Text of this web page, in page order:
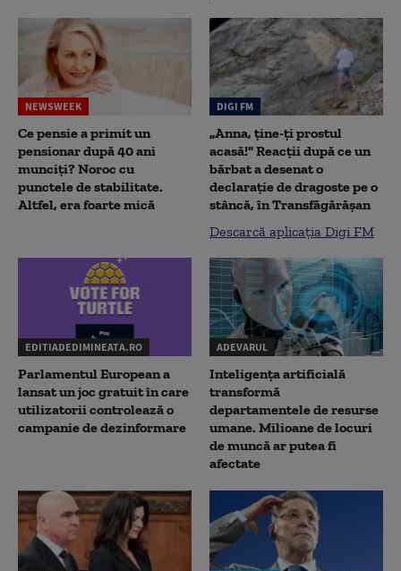
NEWSWEEK
Ce pensie a primit un
pensionar după 40 ani
munciți? Noroc cu
punctele de stabilitate.
Altfel, era foarte mică
DIGI FM
„Anna, ţine-ţi prostul
acasă!" Reacţii după ce un
bărbat a desenat o
declaraţie de dragoste pe o
stâncă, în Transfăgărăşan
Descarcă aplicația Digi FM
EDITIADEDIMINEATA.RO
Parlamentul European a
lansat un joc gratuit în care
utilizatorii controlează o
campanie de dezinformare
ADEVARUL
Inteligența artificială
transformă
departamentele de resurse
umane. Milioane de locuri
de muncă ar putea fi
afectate